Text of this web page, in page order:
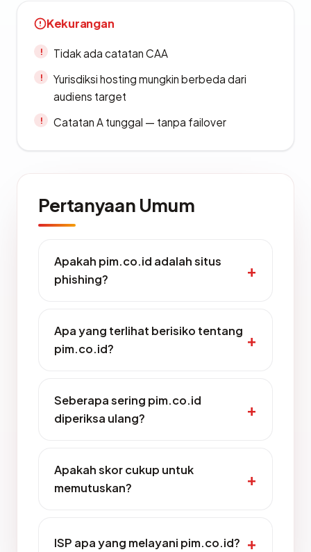
Kekurangan
Tidak ada catatan CAA
Yurisdiksi hosting mungkin berbeda dari
audiens target
Catatan A tunggal — tanpa failover
Pertanyaan Umum
Apakah pim.co.id adalah situs
phishing?
Apa yang terlihat berisiko tentang
pim.co.id?
Seberapa sering pim.co.id
diperiksa ulang?
Apakah skor cukup untuk
memutuskan?
ISP apa yang melayani pim.co.id?